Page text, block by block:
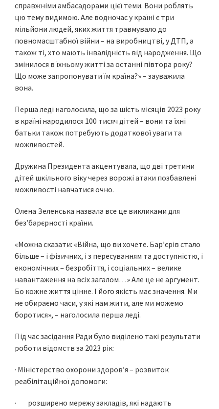
справжніми амбасадорами цієї теми. Вони роблять
цю тему видимою. Але водночас у країні є три
мільйони людей, яких життя травмувало до
повномасштабної війни – на виробництві, у ДТП, а
також ті, хто мають інвалідність від народження. Що
змінилося в їхньому житті за останні півтора року?
Що може запропонувати їм країна?» – зауважила
вона.
Перша леді наголосила, що за шість місяців 2023 року
в країні народилося 100 тисяч дітей – вони та їхні
батьки також потребують додаткової уваги та
можливостей.
Дружина Президента акцентувала, що дві третини
дітей шкільного віку через ворожі атаки позбавлені
можливості навчатися очно.
Олена Зеленська назвала все це викликами для
без’барєрності країни.
«Можна сказати: «Війна, що ви хочете. Бар’єрів стало
більше – і фізичних, і з пересуванням та доступністю, і
економічних – безробіття, і соціальних – велике
навантаження на всіх загалом…» Але це не аргумент.
Бо кожне життя цінне. І його якість має значення. Ми
не обираємо часи, у які нам жити, але ми можемо
боротися», – наголосила перша леді.
Під час засідання Ради було виділено такі результати
роботи відомств за 2023 рік:
· Міністерство охорони здоров’я – розвиток
реабілітаційної допомоги:
· розширено мережу закладів, які надають